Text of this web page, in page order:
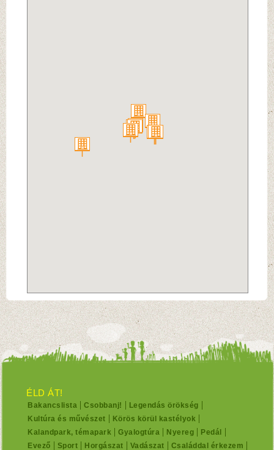
ÉLD ÁT!
Bakancslista Csobbanj!
Legendás örökség
Kultúra és művészet
Körös körül kastélyok
Kalandpark, témapark
Gyalogtúra Nyereg
Pedál
Evező
Sport Horgászat Vadászat Családdal érkezem